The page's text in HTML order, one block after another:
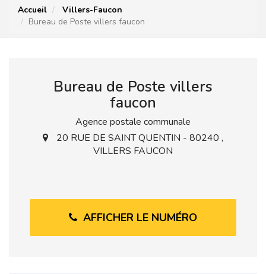
Accueil
Villers-Faucon
Bureau de Poste villers faucon
Bureau de Poste villers
faucon
Agence postale communale
20 RUE DE SAINT QUENTIN - 80240 ,
VILLERS FAUCON
AFFICHER LE NUMÉRO